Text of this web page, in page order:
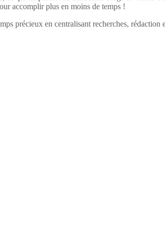
accomplir plus en moins de temps !
précieux en centralisant recherches, rédaction